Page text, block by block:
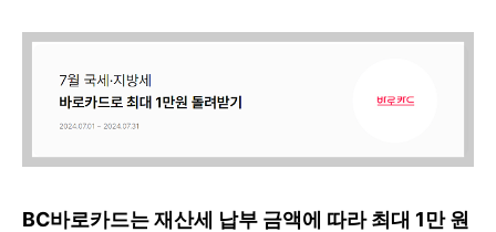
BC바로카드는 재산세 납부 금액에 따라 최대 1만 원